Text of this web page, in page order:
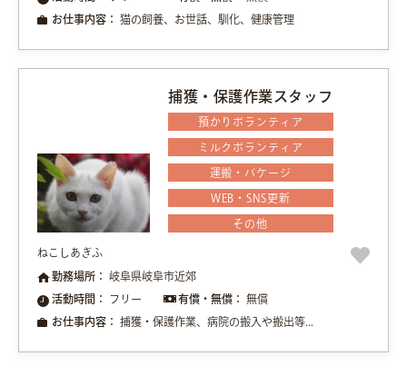
お仕事内容： 猫の飼養、お世話、馴化、健康管理
捕獲・保護作業スタッフ
預かりボランティア
ミルクボランティア
運搬・バケージ
WEB・SNS更新
その他
ねこしあぎふ
勤務場所： 岐阜県岐阜市近郊
活動時間： フリー 有償・無償： 無償
お仕事内容： 捕獲・保護作業、病院の搬入や搬出等...